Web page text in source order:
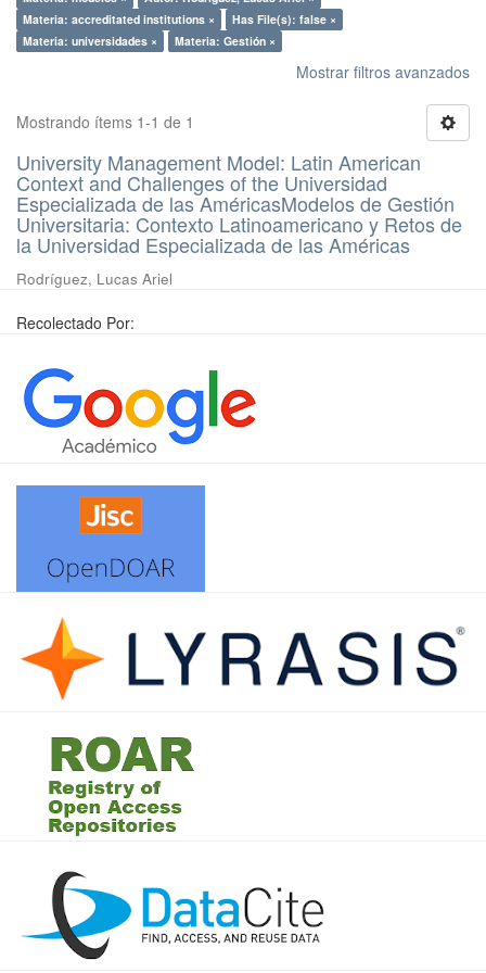
Materia: accreditated institutions ×
Has File(s): false ×
Materia: universidades ×
Materia: Gestión ×
Mostrar filtros avanzados
Mostrando ítems 1-1 de 1
University Management Model: Latin American
Context and Challenges of the Universidad
Especializada de las AméricasModelos de Gestión
Universitaria: Contexto Latinoamericano y Retos de
la Universidad Especializada de las Américas
Rodríguez, Lucas Ariel
Recolectado Por: